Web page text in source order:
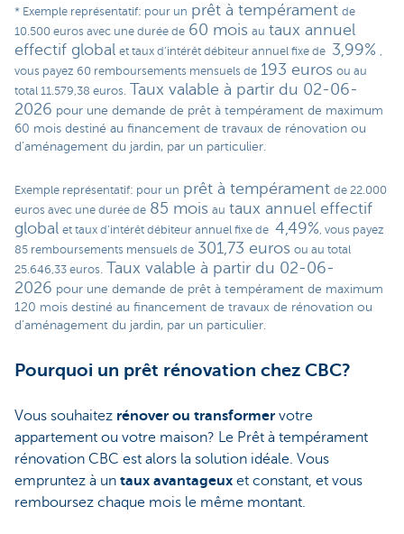
* Exemple représentatif: pour un prêt à tempérament de
10.500 euros avec une durée de 60 mois au taux annuel
effectif global et taux d’intérêt débiteur annuel fixe de 3,99% ,
vous payez 60 remboursements mensuels de 193 euros ou au
total 11.579,38 euros. Taux valable à partir du 02-06-
2026 pour une demande de prêt à tempérament de maximum
60 mois destiné au financement de travaux de rénovation ou
d’aménagement du jardin, par un particulier.
Exemple représentatif: pour un prêt à tempérament de 22.000
euros avec une durée de 85 mois au taux annuel effectif
global et taux d’intérêt débiteur annuel fixe de 4,49%, vous payez
85 remboursements mensuels de 301,73 euros ou au total
25.646,33 euros. Taux valable à partir du 02-06-
2026 pour une demande de prêt à tempérament de maximum
120 mois destiné au financement de travaux de rénovation ou
d’aménagement du jardin, par un particulier.
Pourquoi un prêt rénovation chez CBC?
Vous souhaitez rénover ou transformer votre
appartement ou votre maison? Le Prêt à tempérament
rénovation CBC est alors la solution idéale. Vous
empruntez à un taux avantageux et constant, et vous
remboursez chaque mois le même montant.